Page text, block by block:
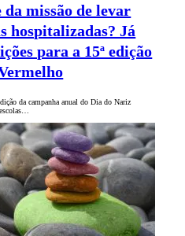
missão de levar
hospitalizadas? Já
para a 15ª edição
da campanha anual do Dia do Nariz